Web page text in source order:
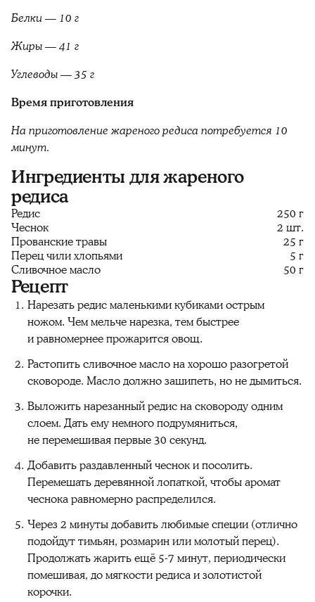
Белки — 10 г
Жиры — 41 г
Углеводы — 35 г
Время приготовления
На приготовление жареного редиса потребуется 10
минут.
Ингредиенты для жареного
редиса
Редис
250 г
Чеснок
2 шт.
Прованские травы
25 г
Перец чили хлопьями
5 г
Сливочное масло
50 г
Рецепт
Нарезать редис маленькими кубиками острым
ножом. Чем мельче нарезка, тем быстрее
и равномернее прожарится овощ.
Растопить сливочное масло на хорошо разогретой
сковороде. Масло должно зашипеть, но не дымиться.
Выложить нарезанный редис на сковороду одним
слоем. Дать ему немного подрумяниться,
не перемешивая первые 30 секунд.
Добавить раздавленный чеснок и посолить.
Перемешать деревянной лопаткой, чтобы аромат
чеснока равномерно распределился.
Через 2 минуты добавить любимые специи (отлично
подойдут тимьян, розмарин или молотый перец).
Продолжать жарить ещё 5-7 минут, периодически
помешивая, до мягкости редиса и золотистой
корочки.